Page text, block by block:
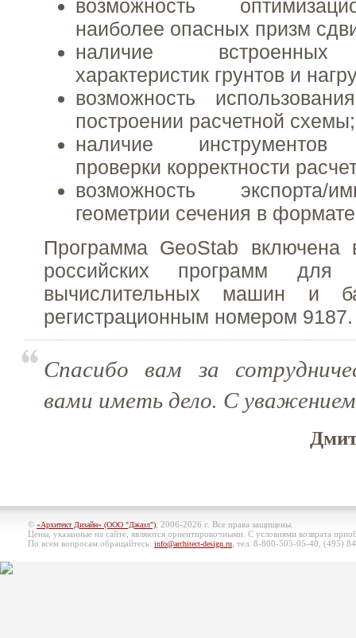
возможность
наиболее опасных призм
наличие встроенных
характеристик грунтов и
возможность
построении расчетной схемы;
наличие инструментов
проверки корректности
возможность экспорта/
геометрии сечения в
Программа GeoStab включена
российских программ для
вычислительных машин и
регистрационным номером 9187.
Спасибо вам за
вами иметь дело. С
© «Архитект Дизайн» (ООО "Джазл") , 2006-2026 г. Все права защищены.
Цены, указанные на сайте, являются ориентировочными. С условиями возврата
По всем вопросам обращайтесь: info@architect-design.ru , тел. 8-800-505-05-40, (495)